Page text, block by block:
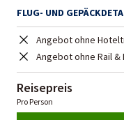
FLUG- UND
Angebot ohne
Angebot ohne Rail &
Reisepreis
Pro Person